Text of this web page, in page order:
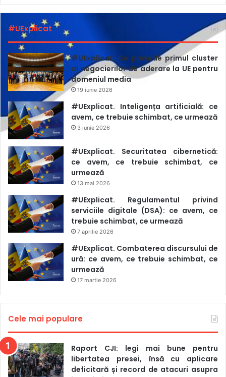
#UExplicat
#UExplicat. Ce prevede primul cluster
al negocierilor de aderare la UE pentru
domeniul media
19 iunie 2026
#UExplicat. Inteligența artificială: ce
avem, ce trebuie schimbat, ce urmează
3 iunie 2026
#UExplicat. Securitatea cibernetică:
ce avem, ce trebuie schimbat, ce
urmează
13 mai 2026
#UExplicat. Regulamentul privind
serviciile digitale (DSA): ce avem, ce
trebuie schimbat, ce urmează
7 aprilie 2026
#UExplicat. Combaterea discursului de
ură: ce avem, ce trebuie schimbat, ce
urmează
17 martie 2026
Cele mai populare
Raport CJI: legi mai bune pentru
libertatea presei, însă cu aplicare
deficitară și record de atacuri asupra